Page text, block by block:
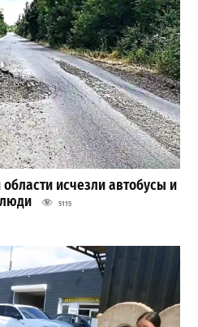
исчезли автобусы и
5115